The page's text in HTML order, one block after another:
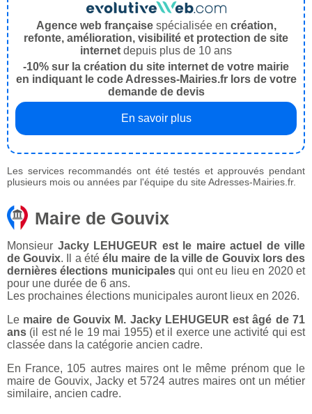
Agence web françaisespécialisée en création,
refonte, amélioration, visibilité et protection de site
internet depuis plus de 10 ans
-10% sur la création du site internet de votre mairie
en indiquant le code Adresses-Mairies.fr lors de votre
demande de devis
En savoir plus
Les services recommandés ont été testés et approuvés pendant
plusieurs mois ou années par l'équipe du site Adresses-Mairies.fr.
Maire de Gouvix
Monsieur Jacky LEHUGEUR est le maire actuel de ville
de Gouvix. Il a étéélu maire de la ville de Gouvix lors des
dernières élections municipalesqui ont eu lieu en 2020 et
pour une durée de 6 ans.
Les prochaines élections municipales auront lieux en 2026.
Le maire de Gouvix M. Jacky LEHUGEUR est âgé de 71
ans (il est né le 19 mai 1955) et il exerce une activité qui est
classée dans la catégorie ancien cadre.
En France, 105 autres maires ont le même prénom que le
maire de Gouvix, Jacky et 5724 autres maires ont un métier
similaire, ancien cadre.